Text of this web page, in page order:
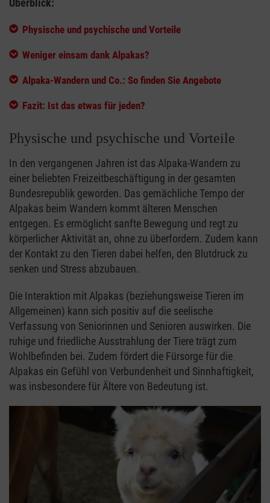
Überblick:
Physische und psychische und Vorteile
Weniger einsam dank Alpakas?
Alpaka-Wandern und Co.: So finden Sie Angebote
Fazit: Ist das etwas für jeden?
Physische und psychische und Vorteile
In den vergangenen Jahren ist das Alpaka-Wandern zu
einer beliebten Freizeitbeschäftigung in der gesamten
Bundesrepublik geworden. Das gemächliche Tempo der
Alpakas beim Wandern kommt älteren Menschen
entgegen. Es ermöglicht sanfte Bewegung und regt zu
körperlicher Aktivität an, ohne zu überfordern. Zudem kann
der Kontakt zu den Tieren dabei helfen, den Blutdruck zu
senken und Stress abzubauen.
Die Interaktion mit Alpakas (beziehungsweise Tieren im
Allgemeinen) kann sich positiv auf die seelische
Verfassung von Seniorinnen und Senioren auswirken. Die
ruhige und friedliche Ausstrahlung der Tiere trägt zum
Wohlbefinden bei. Zudem fördert die Fürsorge für die
Alpakas ein Gefühl von Verbundenheit und Sinnhaftigkeit,
was insbesondere für Ältere von Bedeutung ist.